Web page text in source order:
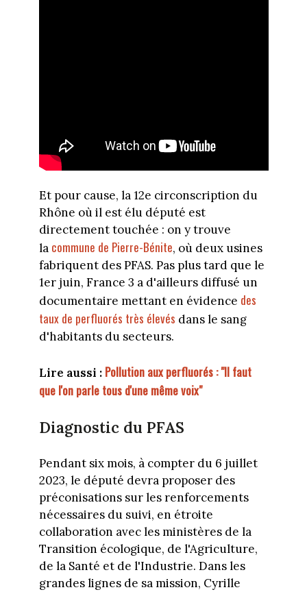
Et pour cause, la 12e circonscription du
Rhône où il est élu député est
directement touchée : on y trouve
lacommune de Pierre-Bénite, où deux usines
fabriquent des PFAS. Pas plus tard que le
1er juin, France 3 a d'ailleurs diffusé un
documentaire mettant en évidence des
taux de perfluorés très élevés dans le sang
d'habitants du secteurs.
Lire aussi : Pollution aux perfluorés : "Il faut
que l'on parle tous d'une même voix"
Diagnostic du PFAS
Pendant six mois, à compter du 6 juillet
2023, le député devra proposer des
préconisations sur les renforcements
nécessaires du suivi, en étroite
collaboration avec les ministères de la
Transition écologique, de l'Agriculture,
de la Santé et de l'Industrie. Dans les
grandes lignes de sa mission, Cyrille